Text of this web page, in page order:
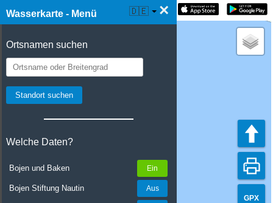
Wasserkarte - Menü ×
Ortsnamen suchen
Welche Daten?
Bojen und Baken
Bojen Stiftung Nautin
☰ Wasserkarte Live 🇩🇪
GPX